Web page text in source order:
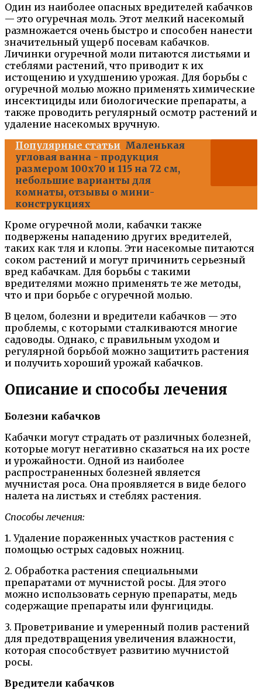
Один из наиболее опасных вредителей кабачков
— это огуречная моль. Этот мелкий насекомый
размножается очень быстро и способен нанести
значительный ущерб посевам кабачков.
Личинки огуречной моли питаются листьями и
стеблями растений, что приводит к их
истощению и ухудшению урожая. Для борьбы с
огуречной молью можно применять химические
инсектициды или биологические препараты, а
также проводить регулярный осмотр растений и
удаление насекомых вручную.
Популярные статьи Маленькая
угловая ванна - продукция
размером 100х70 и 115 на 72 см,
небольшие варианты для
комнаты, отзывы о мини-
конструкциях
Кроме огуречной моли, кабачки также
подвержены нападению других вредителей,
таких как тля и клопы. Эти насекомые питаются
соком растений и могут причинить серьезный
вред кабачкам. Для борьбы с такими
вредителями можно применять те же методы,
что и при борьбе с огуречной молью.
В целом, болезни и вредители кабачков — это
проблемы, с которыми сталкиваются многие
садоводы. Однако, с правильным уходом и
регулярной борьбой можно защитить растения
и получить хороший урожай кабачков.
Описание и способы лечения
Болезни кабачков
Кабачки могут страдать от различных болезней,
которые могут негативно сказаться на их росте
и урожайности. Одной из наиболее
распространенных болезней является
мучнистая роса. Она проявляется в виде белого
налета на листьях и стеблях растения.
Способы лечения:
1. Удаление пораженных участков растения с
помощью острых садовых ножниц.
2. Обработка растения специальными
препаратами от мучнистой росы. Для этого
можно использовать серную препараты, медь
содержащие препараты или фунгициды.
3. Проветривание и умеренный полив растений
для предотвращения увеличения влажности,
которая способствует развитию мучнистой
росы.
Вредители кабачков